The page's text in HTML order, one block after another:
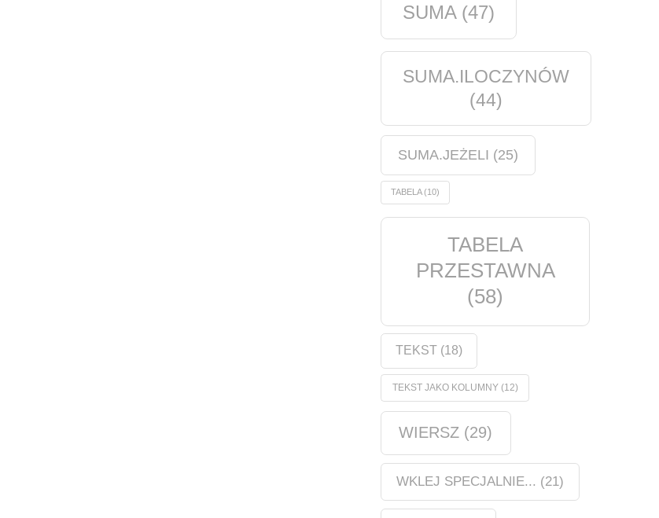
SUMA(47)
SUMA.ILOCZYNÓW
(44)
SUMA.JEŻELI (25)
TABELA(10)
TABELA
PRZESTAWNA
(58)
TEKST(18)
TEKST JAKO KOLUMNY(12)
WIERSZ (29)
WKLEJ SPECJALNIE... (21)